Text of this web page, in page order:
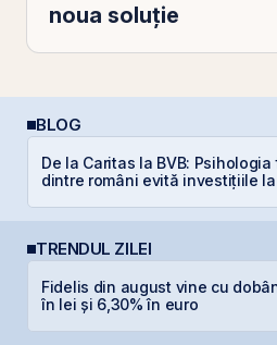
noua soluție
BLOG
De la Caritas la BVB:
dintre români evită investițiile
TRENDUL ZILEI
Fidelis din august vine cu
în lei și 6,30% în euro